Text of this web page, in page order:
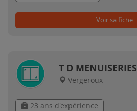
Voir sa fiche
T D MENUISERIES
Vergeroux
23 ans d'expérience